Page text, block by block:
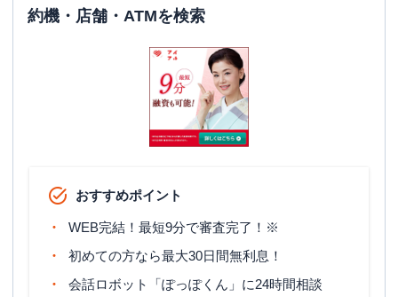
約機・店舗・ATMを検索
おすすめポイント
WEB完結！最短9分で審査完了！※
初めての方なら最大30日間無利息！
会話ロボット「ぽっぽくん」に24時間相談